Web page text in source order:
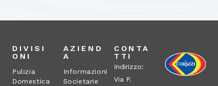
DIVISI
ONI
Pulizia
Domestica
AZIEND
A
Informazioni
Societarie
CONTA
TTI
Indirizzo:
Via P.